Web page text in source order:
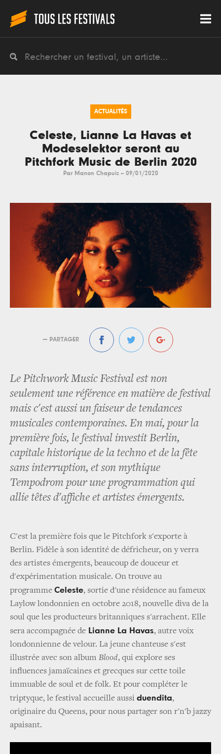
ACTUALITÉS
Celeste, Lianne La Havas et
Modeselektor seront au
Pitchfork Music de Berlin 2020
Par Manon Chapuis -- 09/01/2020
— PARTAGER
Le Pitchwork Music Festival est non
seulement une référence en matière de festival
mais c'est aussi un faiseur de tendances
musicales contemporaines. En mai, pour la
première fois, le festival investit Berlin,
capitale historique de la techno et de la fête
sans interruption, et son mythique
Tempodrom pour une programmation qui
allie têtes d'affiche et artistes émergents.
C'est la première fois que le Pitchfork s'exporte à
Berlin. Fidèle à son identité de défricheur, on y verra
des artistes émergents, beaucoup de douceur et
d'expérimentation musicale. On trouve au
programme Celeste, sortie d'une résidence au fameux
Laylow londonnien en octobre 2018, nouvelle diva de la
soul que les producteurs britanniques s'arrachent. Elle
sera accompagnée de Lianne La Havas, autre voix
londonnienne de velour. La jeune chanteuse s'est
illustrée avec son album Blood, qui explore ses
influences jamaïcaines et grecques sur cette toile
immuable de soul et de folk. Et pour compléter le
triptyque, le festival accueille aussi duendita,
originaire du Queens, pour nous partager son r'n'b jazzy
apaisant.